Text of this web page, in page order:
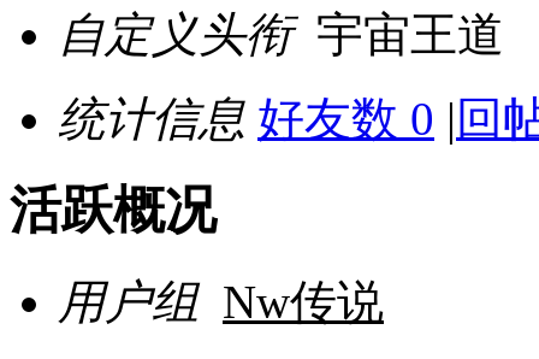
自定义头衔 宇宙王道
统计信息 好友数 0 | 回
活跃概况
用户组 Nw传说